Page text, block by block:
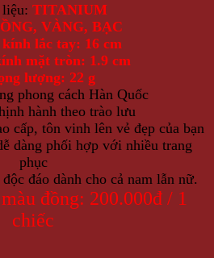
TITANIUM
VÀNG, BẠC
lắc tay: 16 cm
mặt tròn: 1.9 cm
lượng: 22 g
phong cách Hàn Quốc
hành theo trào lưu
cấp, tôn vinh lên vẻ đẹp của bạn
dàng phối hợp với nhiều trang
phục
đáo dành cho cả nam lẫn nữ.
đồng: 200.000đ / 1
chiếc